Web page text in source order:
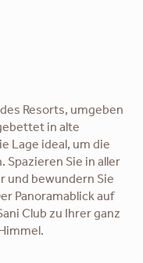
Resorts, umgeben
in alte
Lage ideal, um die
Spazieren Sie in aller
und bewundern Sie
Panoramablick auf
Club zu Ihrer ganz